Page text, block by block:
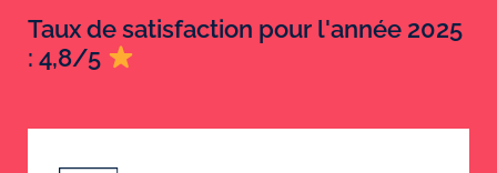
Taux de satisfaction pour l'année 2025
: 4,8/5